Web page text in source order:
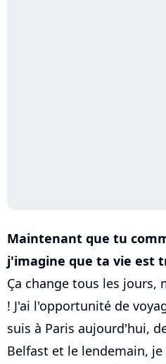
Maintenant que tu
j'imagine que ta vie est
Ça change tous les jours,
! J'ai l'opportunité de
suis à Paris aujourd'hui,
Belfast et le lendemain,